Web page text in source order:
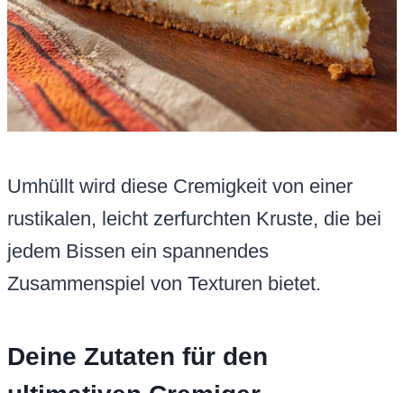
Umhüllt wird diese Cremigkeit von einer
rustikalen, leicht zerfurchten Kruste, die bei
jedem Bissen ein spannendes
Zusammenspiel von Texturen bietet.
Deine Zutaten für den